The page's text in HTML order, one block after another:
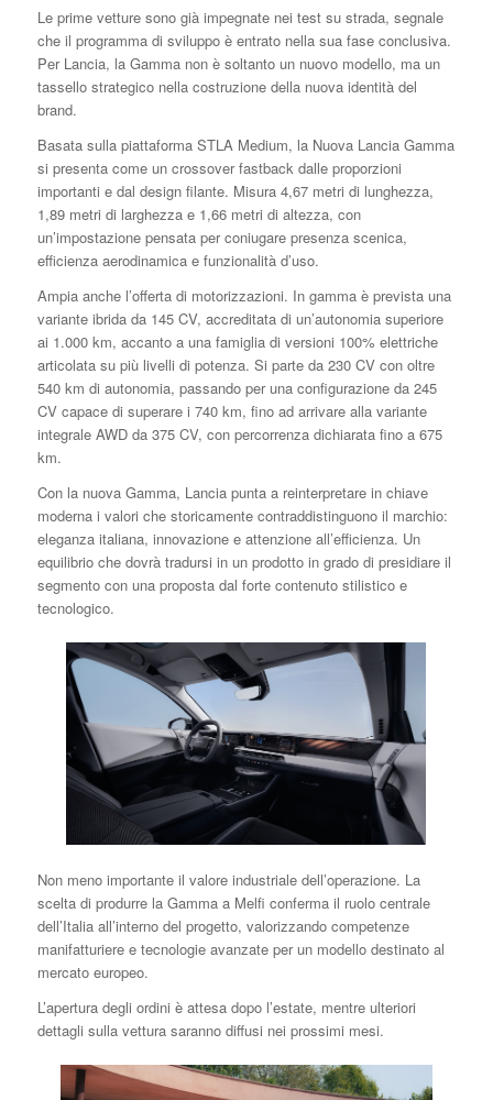
Le prime vetture sono già impegnate nei test su strada, segnale
che il programma di sviluppo è entrato nella sua fase conclusiva.
Per Lancia, la Gamma non è soltanto un nuovo modello, ma un
tassello strategico nella costruzione della nuova identità del
brand.
Basata sulla piattaforma STLA Medium, la Nuova Lancia Gamma
si presenta come un crossover fastback dalle proporzioni
importanti e dal design filante. Misura 4,67 metri di lunghezza,
1,89 metri di larghezza e 1,66 metri di altezza, con
un’impostazione pensata per coniugare presenza scenica,
efficienza aerodinamica e funzionalità d’uso.
Ampia anche l’offerta di motorizzazioni. In gamma è prevista una
variante ibrida da 145 CV, accreditata di un’autonomia superiore
ai 1.000 km, accanto a una famiglia di versioni 100% elettriche
articolata su più livelli di potenza. Si parte da 230 CV con oltre
540 km di autonomia, passando per una configurazione da 245
CV capace di superare i 740 km, fino ad arrivare alla variante
integrale AWD da 375 CV, con percorrenza dichiarata fino a 675
km.
Con la nuova Gamma, Lancia punta a reinterpretare in chiave
moderna i valori che storicamente contraddistinguono il marchio:
eleganza italiana, innovazione e attenzione all’efficienza. Un
equilibrio che dovrà tradursi in un prodotto in grado di presidiare il
segmento con una proposta dal forte contenuto stilistico e
tecnologico.
Non meno importante il valore industriale dell’operazione. La
scelta di produrre la Gamma a Melfi conferma il ruolo centrale
dell’Italia all’interno del progetto, valorizzando competenze
manifatturiere e tecnologie avanzate per un modello destinato al
mercato europeo.
L’apertura degli ordini è attesa dopo l’estate, mentre ulteriori
dettagli sulla vettura saranno diffusi nei prossimi mesi.